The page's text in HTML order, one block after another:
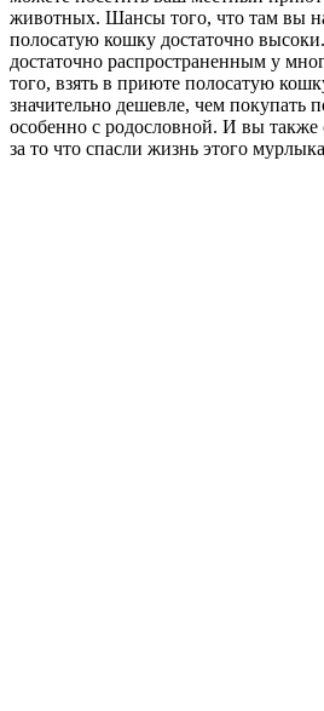
животных. Шансы того, что там вы
полосатую кошку достаточно
достаточно распространенным у
того, взять в приюте полосатую
значительно дешевле, чем покупать
особенно с родословной. И вы также
за то что спасли жизнь этого